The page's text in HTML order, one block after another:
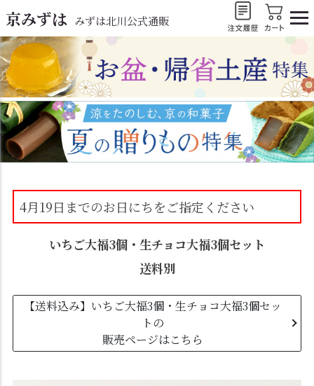
京みずは みずは北川公式通販
4月19日までのお日にちをご指定ください
いちご大福3個・生チョコ大福3個セット
送料別
【送料込み】いちご大福3個・生チョコ大福3個セッ
トの
販売ページはこちら